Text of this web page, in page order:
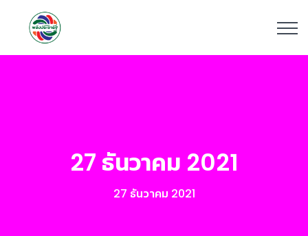
27 ธันวาคม 2021
27 ธันวาคม 2021